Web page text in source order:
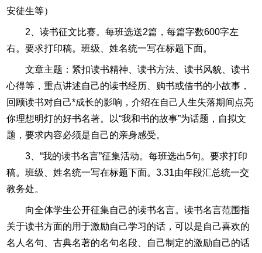
安徒生等）
2、读书征文比赛。每班选送2篇，每篇字数600字左
右。要求打印稿。班级、姓名统一写在标题下面。
文章主题：紧扣读书精神、读书方法、读书风貌、读书
心得等，重点讲述自己的读书经历、购书或借书的小故事，
回顾读书对自己*成长的影响，介绍在自己人生失落期间点亮
你理想明灯的好书名著。以“我和书的故事”为话题，自拟文
题，要求内容必须是自己的亲身感受。
3、“我的读书名言”征集活动。每班选出5句。要求打印
稿。班级、姓名统一写在标题下面。3.31由年段汇总统一交
教务处。
向全体学生公开征集自己的读书名言。读书名言范围指
关于读书方面的用于激励自己学习的话，可以是自己喜欢的
名人名句、古典名著的名句名段、自己制定的激励自己的话